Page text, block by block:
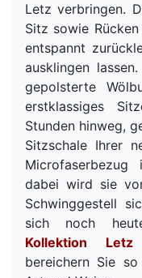
Letz verbringen.
Sitz sowie
entspannt
ausklingen
gepolsterte
erstklassiges
Stunden hinweg,
Sitzschale Ihrer
Microfaserbezug
dabei wird sie
Schwinggestell
sich noch
Kollektion Letz
bereichern Sie